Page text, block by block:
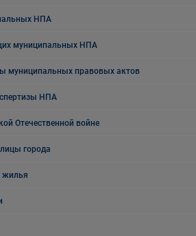
НПА
муниципальных НПА
муниципальных правовых актов
НПА
Отечественной войне
города
жилья